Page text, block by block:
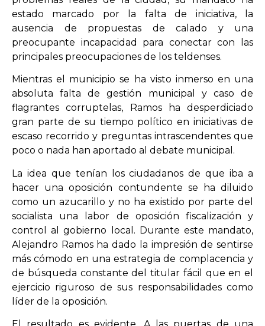
estado marcado por la falta de iniciativa, la
ausencia de propuestas de calado y una
preocupante incapacidad para conectar con las
principales preocupaciones de los teldenses.
Mientras el municipio se ha visto inmerso en una
absoluta falta de gestión municipal y caso de
flagrantes corruptelas, Ramos ha desperdiciado
gran parte de su tiempo político en iniciativas de
escaso recorrido y preguntas intrascendentes que
poco o nada han aportado al debate municipal.
La idea que tenían los ciudadanos de que iba a
hacer una oposición contundente se ha diluido
como un azucarillo y no ha existido por parte del
socialista una labor de oposición fiscalización y
control al gobierno local. Durante este mandato,
Alejandro Ramos ha dado la impresión de sentirse
más cómodo en una estrategia de complacencia y
de búsqueda constante del titular fácil que en el
ejercicio riguroso de sus responsabilidades como
líder de la oposición.